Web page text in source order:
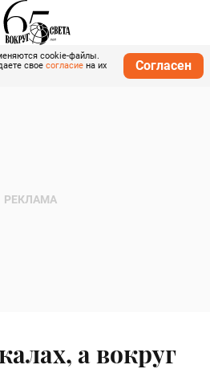
cookie-файлы.
свое согласие на их
Согласен
а вокруг